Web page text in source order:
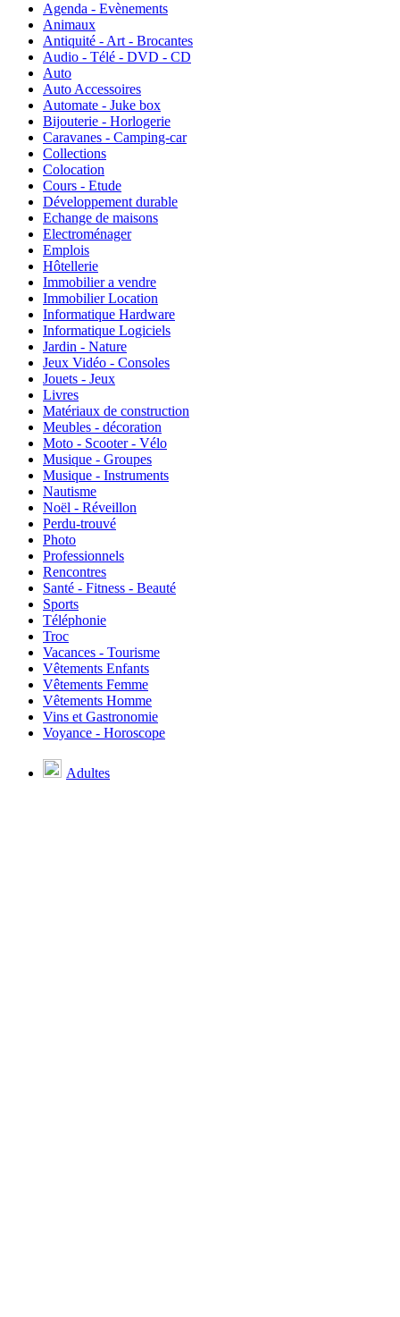
Agenda - Evènements
Animaux
Antiquité - Art - Brocantes
Audio - Télé - DVD - CD
Auto
Auto Accessoires
Automate - Juke box
Bijouterie - Horlogerie
Caravanes - Camping-car
Collections
Colocation
Cours - Etude
Développement durable
Echange de maisons
Electroménager
Emplois
Hôtellerie
Immobilier a vendre
Immobilier Location
Informatique Hardware
Informatique Logiciels
Jardin - Nature
Jeux Vidéo - Consoles
Jouets - Jeux
Livres
Matériaux de construction
Meubles - décoration
Moto - Scooter - Vélo
Musique - Groupes
Musique - Instruments
Nautisme
Noël - Réveillon
Perdu-trouvé
Photo
Professionnels
Rencontres
Santé - Fitness - Beauté
Sports
Téléphonie
Troc
Vacances - Tourisme
Vêtements Enfants
Vêtements Femme
Vêtements Homme
Vins et Gastronomie
Voyance - Horoscope
Adultes